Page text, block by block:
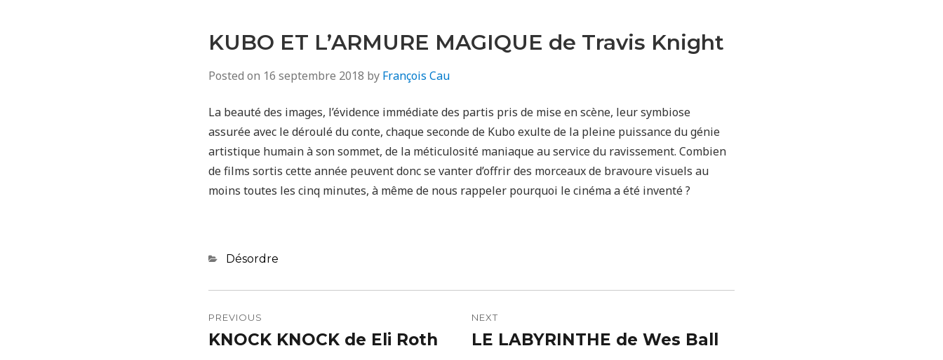
KUBO ET L’ARMURE MAGIQUE de Travis Knight
Posted on 16 septembre 2018 by François Cau
La beauté des images, l’évidence immédiate des partis pris de mise en scène, leur symbiose
assurée avec le déroulé du conte, chaque seconde de Kubo exulte de la pleine puissance du génie
artistique humain à son sommet, de la méticulosité maniaque au service du ravissement. Combien
de films sortis cette année peuvent donc se vanter d’offrir des morceaux de bravoure visuels au
moins toutes les cinq minutes, à même de nous rappeler pourquoi le cinéma a été inventé ?
Categories
Désordre
de
l’article
PREVIOUS
Previous
KNOCK KNOCK de Eli Roth
NEXT
Next
LE LABYRINTHE de Wes Ball